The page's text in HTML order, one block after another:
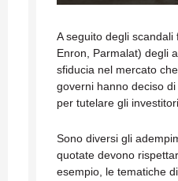
A seguito degli
Enron, Parmalat) degli
sfiducia nel mercato
governi hanno deciso
per tutelare gli investitori.
Sono diversi gli
quotate devono
esempio, le tematiche